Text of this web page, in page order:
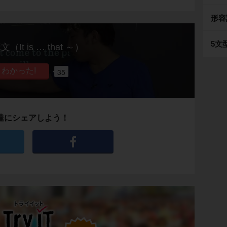
（It is … that ～）
35
にシェアしよう！
形
5文